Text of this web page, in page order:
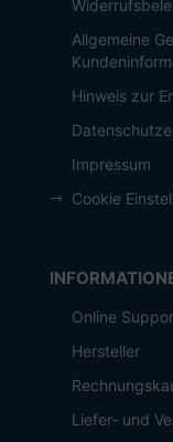
Allgemeine
Hinweis zur
Impressum
Cookie
Online
Hersteller
Liefer- und